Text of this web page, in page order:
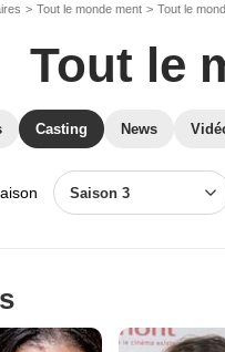
Tout le monde ment Tout le
Tout le
Casting News
Saison 3